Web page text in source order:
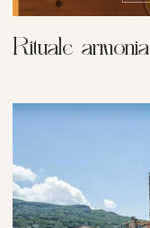
Rituale armonia